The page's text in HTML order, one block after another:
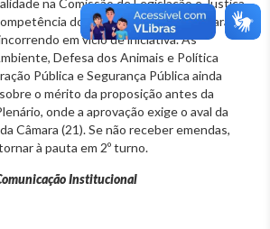
do Legislativo Municipal para
em vício de iniciativa. As
Defesa dos Animais e Política
Pública e Segurança Pública ainda
o mérito da proposição antes da
onde a aprovação exige o aval da
Câmara (21). Se não receber emendas,
à pauta em 2º turno.
Institucional